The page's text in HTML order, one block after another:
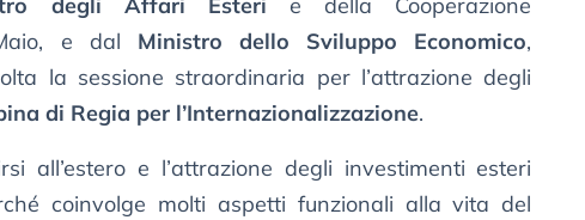
degli Affari Esteri e della Cooperazione
e dal Ministro dello Sviluppo Economico,
la sessione straordinaria per l’attrazione degli
di Regia per l’Internazionalizzazione.
all’estero e l’attrazione degli investimenti esteri
coinvolge molti aspetti funzionali alla vita del